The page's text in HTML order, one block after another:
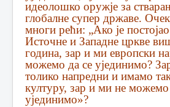
идеолошко оружје за
глобалне супер државе.
многи рећи: „Ако је
Источне и Западне цркве
година, зар и ми европски
можемо да се ујединимо?
толико напредни и имамо
културу, зар и ми не можемо
ујединимо»?